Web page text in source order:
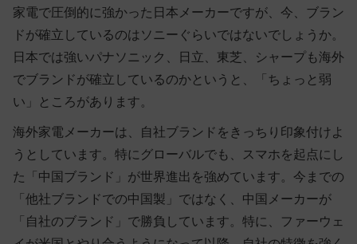
家電で圧倒的に強かった日本メーカーですが、今、ブラン
ドが確立しているのはソニーぐらいではないでしょうか。
日本では強いパナソニック、日立、東芝、シャープも海外
でブランドが確立しているのかというと、「ちょっと弱
い」ところがあります。
海外家電メーカーは、自社ブランドをきっちり印象付けよ
うとしています。特にグローバルでも、スマホを起点にし
た「中国ブランド」が世界進出を強めています。今までの
「他社ブランドでの中国製」ではなく、中国メーカーが
「自社のブランド」で勝負しています。特に、ファーウェ